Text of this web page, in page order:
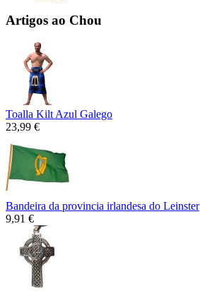
Artigos ao Chou
Toalla Kilt Azul Galego
23,99 €
Bandeira da provincia irlandesa do Leinster
9,91 €